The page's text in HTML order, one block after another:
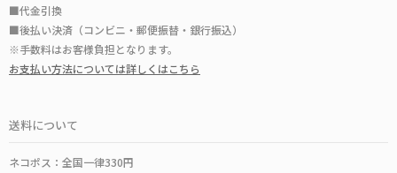
■代金引換
■後払い決済（コンビニ・郵便振替・銀行振込）
※手数料はお客様負担となります。
お支払い方法については詳しくはこちら
送料について
ネコポス：全国一律330円